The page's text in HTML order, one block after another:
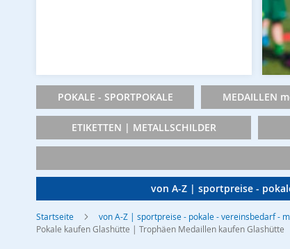
POKALE - SPORTPOKALE MEDAILLEN
ETIKETTEN | METALLSCHILDER
von A-Z | sportpreise -
Startseite von A-Z | sportpreise - pokale - vereinsbedarf -
Pokale kaufen Glashütte | Trophäen Medaillen kaufen Glashütte